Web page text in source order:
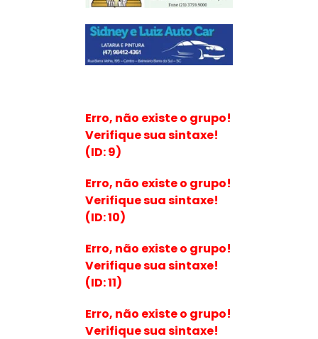
Erro, não existe o grupo!
Verifique sua sintaxe!
(ID: 9)
Erro, não existe o grupo!
Verifique sua sintaxe!
(ID: 10)
Erro, não existe o grupo!
Verifique sua sintaxe!
(ID: 11)
Erro, não existe o grupo!
Verifique sua sintaxe!